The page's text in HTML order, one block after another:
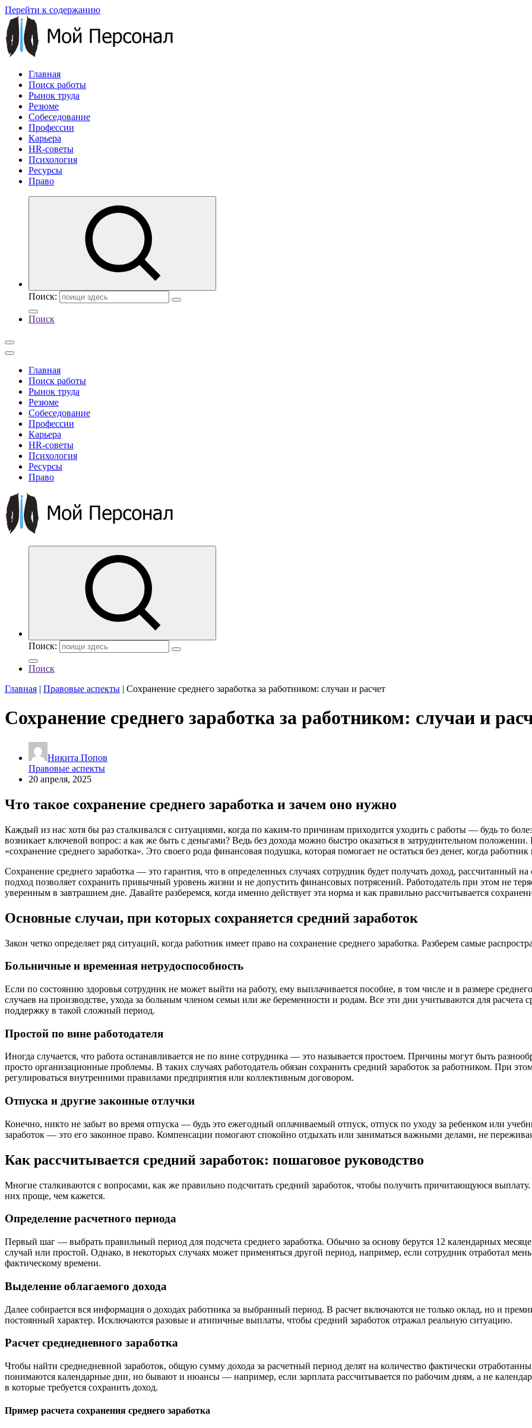
Перейти к содержанию
Главная
Поиск работы
Рынок труда
Резюме
Собеседование
Профессии
Карьера
HR-советы
Психология
Ресурсы
Право
Поиск:
Поиск
Главная
Поиск работы
Рынок труда
Резюме
Собеседование
Профессии
Карьера
HR-советы
Психология
Ресурсы
Право
Поиск:
Поиск
Главная | Правовые аспекты | Сохранение среднего заработка за работником: случаи и расчет
Сохранение среднего заработка за работником: случаи и
Никита Попов
Правовые аспекты
20 апреля, 2025
Что такое сохранение среднего заработка и зачем оно нужно
Каждый из нас хотя бы раз сталкивался с ситуациями, когда по каким-то причинам приходится уходить с работы — будь то
возникает ключевой вопрос: а как же быть с деньгами? Ведь без дохода можно быстро оказаться в затруднительном
«сохранение среднего заработка». Это своего рода финансовая подушка, которая помогает не остаться без денег, когда
Сохранение среднего заработка — это гарантия, что в определенных случаях сотрудник будет получать доход, рассчитанный
подход позволяет сохранить привычный уровень жизни и не допустить финансовых потрясений. Работодатель при этом не
уверенным в завтрашнем дне. Давайте разберемся, когда именно действует эта норма и как правильно рассчитывается
Основные случаи, при которых сохраняется средний заработок
Закон четко определяет ряд ситуаций, когда работник имеет право на сохранение среднего заработка. Разберем самые
Больничные и временная нетрудоспособность
Если по состоянию здоровья сотрудник не может выйти на работу, ему выплачивается пособие, в том числе и в размере
случаев на производстве, ухода за больным членом семьи или же беременности и родам. Все эти дни учитываются для расчета
поддержку в такой сложный период.
Простой по вине работодателя
Иногда случается, что работа останавливается не по вине сотрудника — это называется простоем. Причины могут быть
просто организационные проблемы. В таких случаях работодатель обязан сохранить средний заработок за работником. При
регулироваться внутренними правилами предприятия или коллективным договором.
Отпуска и другие законные отлучки
Конечно, никто не забыт во время отпуска — будь это ежегодный оплачиваемый отпуск, отпуск по уходу за ребенком или
заработок — это его законное право. Компенсации помогают спокойно отдыхать или заниматься важными делами, не
Как рассчитывается средний заработок: пошаговое руководство
Многие сталкиваются с вопросами, как же правильно подсчитать средний заработок, чтобы получить причитающуюся
них проще, чем кажется.
Определение расчетного периода
Первый шаг — выбрать правильный период для подсчета среднего заработка. Обычно за основу берутся 12 календарных
случай или простой. Однако, в некоторых случаях может применяться другой период, например, если сотрудник отработал
фактическому времени.
Выделение облагаемого дохода
Далее собирается вся информация о доходах работника за выбранный период. В расчет включаются не только оклад, но и
постоянный характер. Исключаются разовые и атипичные выплаты, чтобы средний заработок отражал реальную ситуацию.
Расчет среднедневного заработка
Чтобы найти среднедневной заработок, общую сумму дохода за расчетный период делят на количество фактически
понимаются календарные дни, но бывают и нюансы — например, если зарплата рассчитывается по рабочим дням, а не
в которые требуется сохранить доход.
Пример расчета сохранения среднего заработка